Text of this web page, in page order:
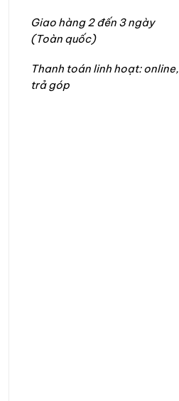
Giao hàng 2 đến 3 ngày
(Toàn quốc)
Thanh toán linh hoạt: online,
trả góp